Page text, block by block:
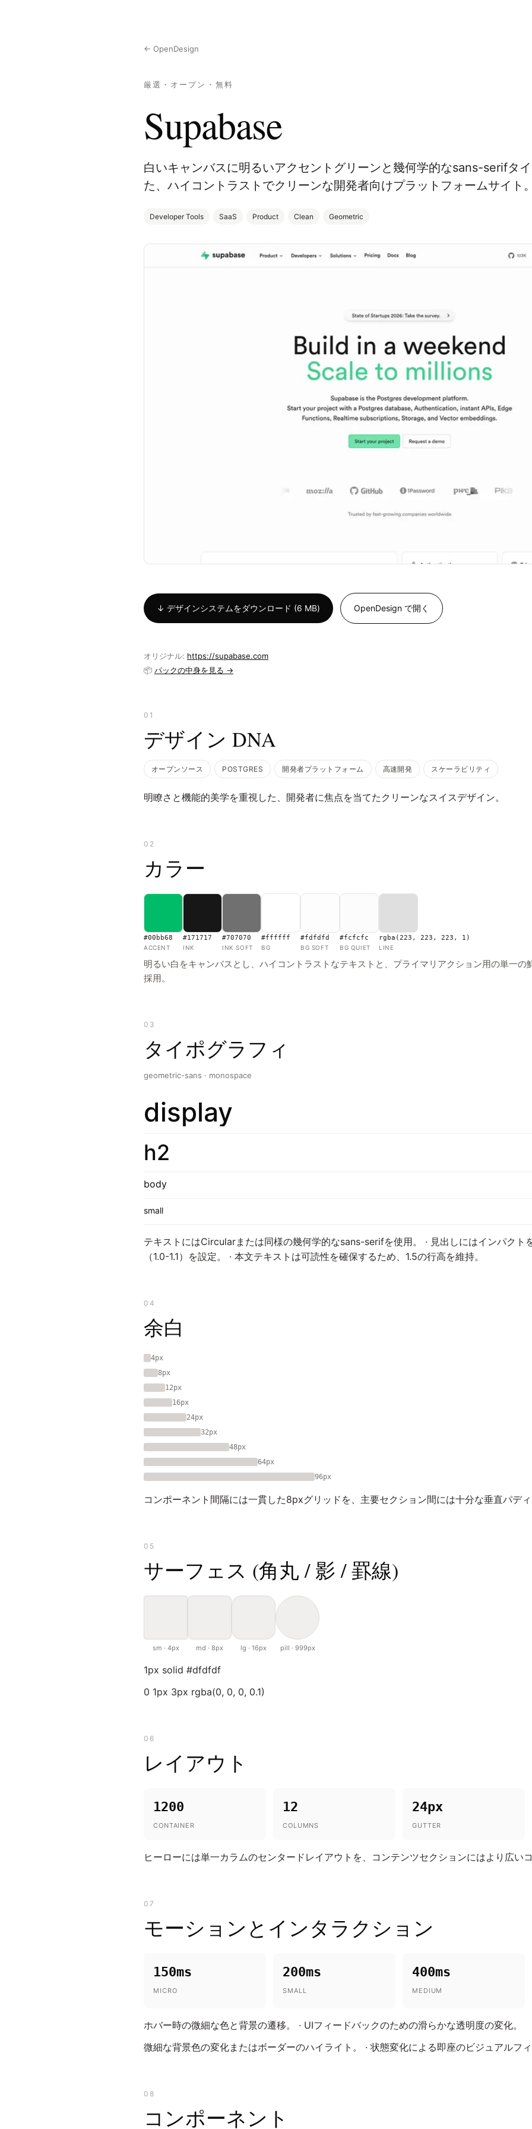
← OpenDesign
厳選・オープン・無料
Supabase
白いキャンバスに明るいアクセントグリーンと幾何学的なsans-serifタ
た、ハイコントラストでクリーンな開発者向けプラットフォームサイト。
Developer Tools SaaS Product Clean Geometric
↓ デザインシステムをダウンロード (6 MB) OpenDesign で開く
オリジナル: https://supabase.com
📦 パックの中身を見る →
01
デザイン DNA
オープンソース POSTGRES 開発者プラットフォーム 高速開発 スケーラビリティ
明瞭さと機能的美学を重視した、開発者に焦点を当てたクリーンなスイスデザイン。
02
カラー
#00bb68
ACCENT
#171717
INK
#707070
INK SOFT
#ffffff
BG
#fdfdfd
BG SOFT
#fcfcfc
BG QUIET
rgba(223, 223, 223, 1)
LINE
明るい白をキャンバスとし、ハイコントラストなテキストと、プライマリアクション用の単一の
採用。
03
タイポグラフィ
geometric-sans · monospace
display
h2
body
small
テキストにはCircularまたは同様の幾何学的なsans-serifを使用。 · 見出しにはインパクト
（1.0-1.1）を設定。 · 本文テキストは可読性を確保するため、1.5の行高を維持。
04
余白
4px
8px
12px
16px
24px
32px
48px
64px
96px
コンポーネント間隔には一貫した8pxグリッドを、主要セクション間には十分な垂直パデ
05
サーフェス (角丸 / 影 / 罫線)
sm · 4px md · 8px lg · 16px pill · 999px
1px solid #dfdfdf
0 1px 3px rgba(0, 0, 0, 0.1)
06
レイアウト
1200
CONTAINER
12
COLUMNS
24px
GUTTER
ヒーローには単一カラムのセンタードレイアウトを、コンテンツセクションにはより広い
07
モーションとインタラクション
150ms
MICRO
200ms
SMALL
400ms
MEDIUM
ホバー時の微細な色と背景の遷移。 · UIフィードバックのための滑らかな透明度の変化。
微細な背景色の変化またはボーダーのハイライト。 · 状態変化による即座のビジュアルフィ
08
コンポーネント